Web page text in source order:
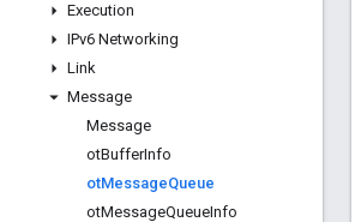
Execution
IPv6 Networking
Link
Message
Message
otBufferInfo
otMessageQueue
otMessageQueueInfo